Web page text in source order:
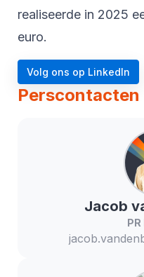
realiseerde in 2025
euro.
Volg ons op LinkedIn
Perscontacten
Jacob